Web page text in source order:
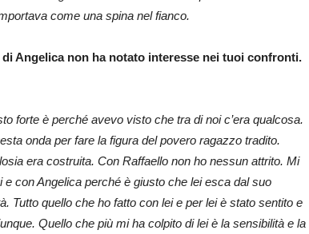
come una spina nel fianco.
Angelica non ha notato interesse nei tuoi confronti.
forte è perché avevo visto che tra di noi c’era qualcosa.
onda per fare la figura del povero ragazzo tradito.
era costruita. Con Raffaello non ho nessun attrito. Mi
con Angelica perché è giusto che lei esca dal suo
Tutto quello che ho fatto con lei e per lei è stato sentito e
Quello che più mi ha colpito di lei è la sensibilità e la